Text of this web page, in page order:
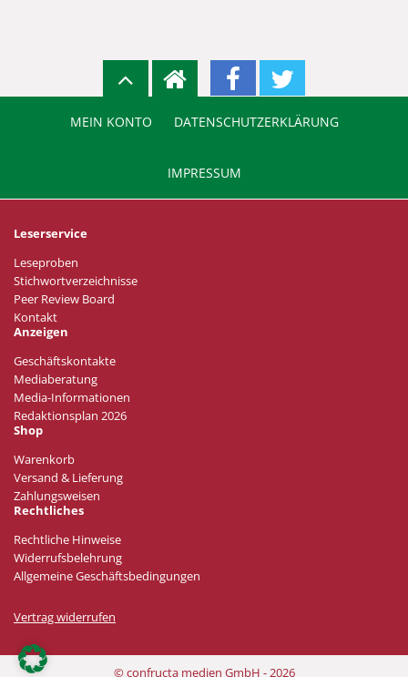
MEIN KONTO DATENSCHUTZERKLÄRUNG
IMPRESSUM
Leserservice
Leseproben
Stichwortverzeichnisse
Peer Review Board
Kontakt
Anzeigen
Geschäftskontakte
Mediaberatung
Media-Informationen
Redaktionsplan 2026
Shop
Warenkorb
Versand & Lieferung
Zahlungsweisen
Rechtliches
Rechtliche Hinweise
Widerrufsbelehrung
Allgemeine Geschäftsbedingungen
Vertrag widerrufen
© confructa medien GmbH - 2026